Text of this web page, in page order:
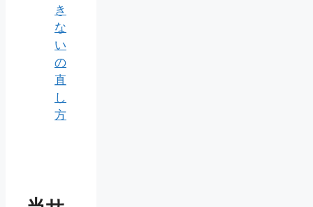
き
な
い
の
直
し
方